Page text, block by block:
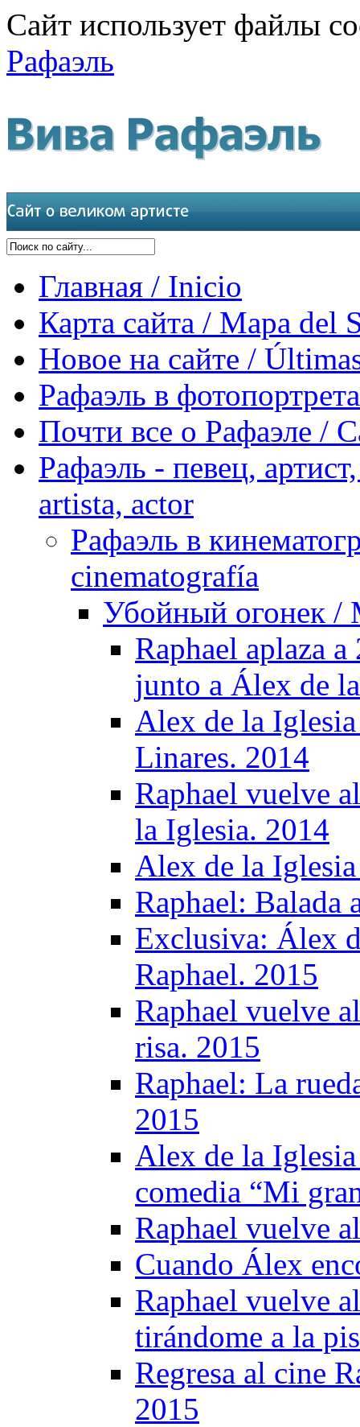
Сайт использует файлы
Рафаэль
Главная / Inicio
Карта сайта / Mapa del
Новое на сайте /
Рафаэль в
Почти все о Рафаэле /
Рафаэль - певец,
artista, actor
Рафаэль в
cinematografía
Убойный огонек /
Raphael aplaza
junto a Álex de
Alex de la
Linares. 2014
Raphael vuelve
la Iglesia. 2014
Alex de la
Raphael: Balada
Exclusiva: Álex
Raphael. 2015
Raphael vuelve
risa. 2015
Raphael: La
2015
Alex de la Iglesia
comedia “Mi
Raphael vuelve
Cuando Álex
Raphael vuelve
tirándome a la
Regresa al cine
2015